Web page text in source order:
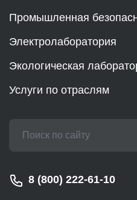
Промышленная
Электролаборатория
Экологическая
Услуги по отраслям
8 (800) 222-61-10